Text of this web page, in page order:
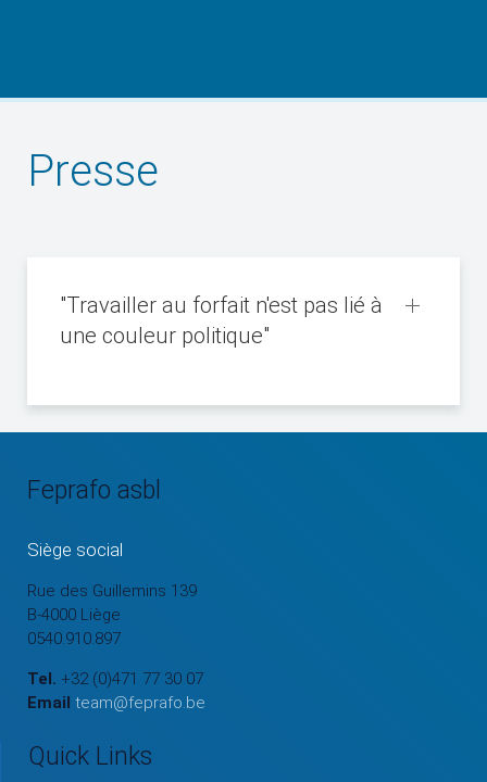
Presse
"Travailler au forfait n'est pas lié à
une couleur politique"
Feprafo asbl
Siège social
Rue des Guillemins 139
B-4000 Liège
0540.910.897
Tel. +32 (0)471 77 30 07
Email team@feprafo.be
Quick Links